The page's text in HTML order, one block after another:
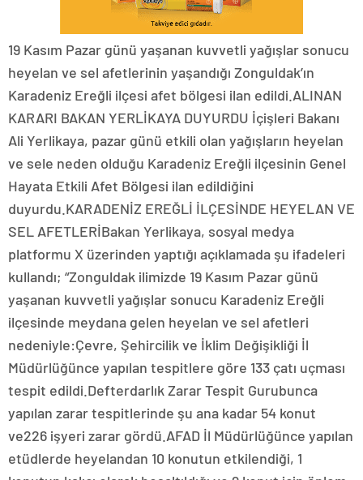
19 Kasım Pazar günü yaşanan kuvvetli yağışlar sonucu
heyelan ve sel afetlerinin yaşandığı Zonguldak’ın
Karadeniz Ereğli ilçesi afet bölgesi ilan edildi.ALINAN
KARARI BAKAN YERLİKAYA DUYURDU İçişleri Bakanı
Ali Yerlikaya, pazar günü etkili olan yağışların heyelan
ve sele neden olduğu Karadeniz Ereğli ilçesinin Genel
Hayata Etkili Afet Bölgesi ilan edildiğini
duyurdu.KARADENİZ EREĞLİ İLÇESİNDE HEYELAN VE
SEL AFETLERİBakan Yerlikaya, sosyal medya
platformu X üzerinden yaptığı açıklamada şu ifadeleri
kullandı; “Zonguldak ilimizde 19 Kasım Pazar günü
yaşanan kuvvetli yağışlar sonucu Karadeniz Ereğli
ilçesinde meydana gelen heyelan ve sel afetleri
nedeniyle:Çevre, Şehircilik ve İklim Değişikliği İl
Müdürlüğünce yapılan tespitlere göre 133 çatı uçması
tespit edildi.Defterdarlık Zarar Tespit Gurubunca
yapılan zarar tespitlerinde şu ana kadar 54 konut
ve226 işyeri zarar gördü.AFAD İl Müdürlüğünce yapılan
etüdlerde heyelandan 10 konutun etkilendiği, 1